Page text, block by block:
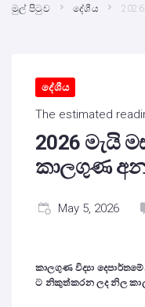
මුල් පිටුව දේශීය
දේශීය
The estimated
2026 මැයි
කාලගුණ
May 5, 2026
කාලගුණ විද්‍යා
ට නිකුත්කරන ලද නිල